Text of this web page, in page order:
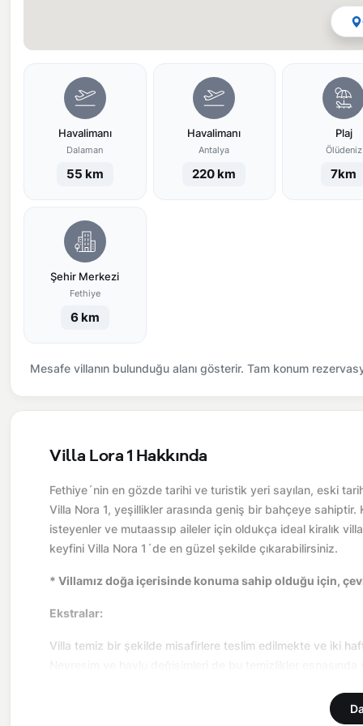
Havalimanı
Dalaman
55 km
Havalimanı
Antalya
220 km
Plaj
Ölüdeniz
7km
Şehir Merkezi
Fethiye
6 km
Mesafe villanın bulunduğu alanı gösterir. Tam konum
Villa Lora 1 Hakkında
Fethiye´nin en gözde tarihi ve turistik yeri sayılan, eski
Villa Nora 1, yeşillikler arasında geniş bir bahçeye
isteyenler ve mutaassıp aileler için oldukça ideal kiralık
keyfini Villa Nora 1´de en güzel şekilde çıkarabilirsiniz.
* Villamız doğa içerisinde konuma sahip olduğu için,
Ekstralar:
Villa temiz bir şekilde misafirlere teslim edilmekte ve iki